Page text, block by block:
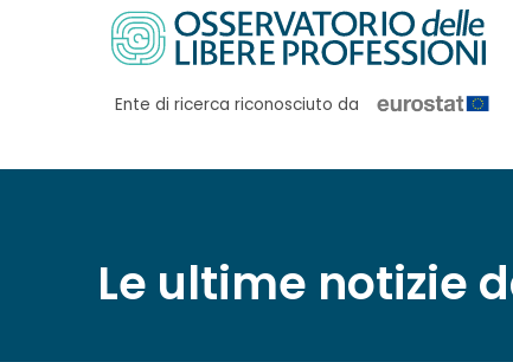
Ente di ricerca riconosciuto da
Le ultime notizie